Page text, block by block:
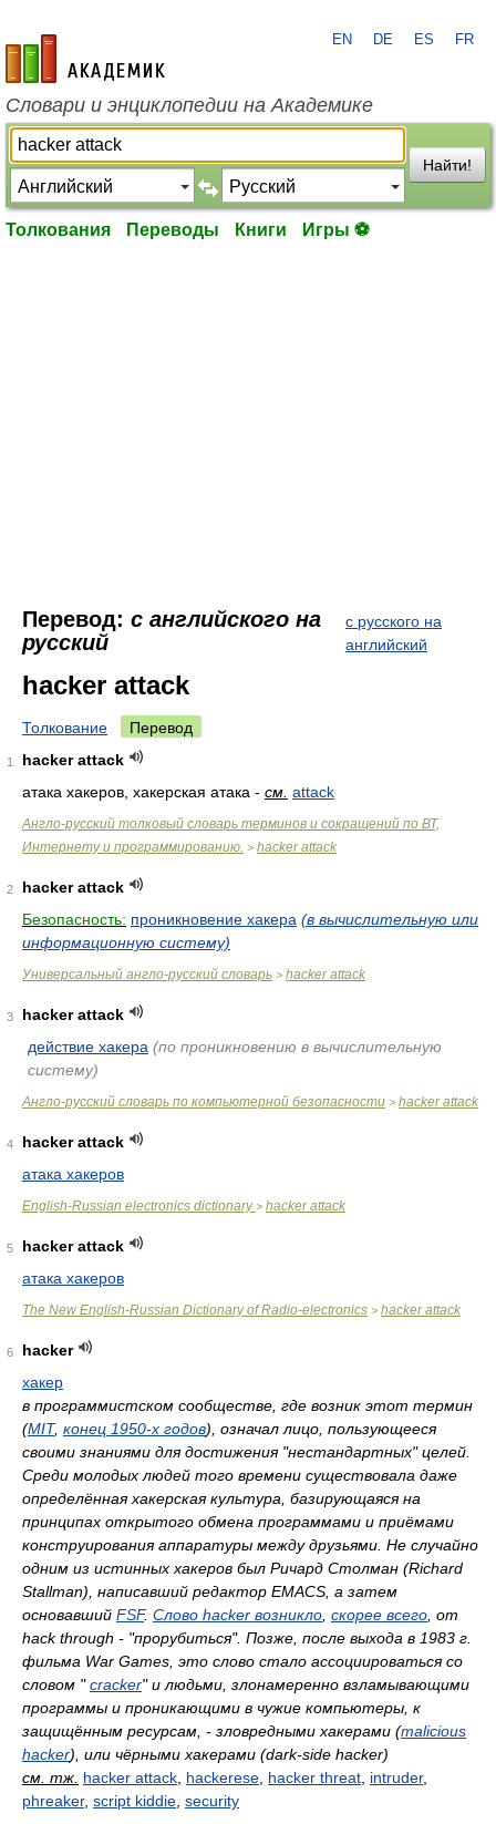
academic.ru
EN DE ES FR
Словари и энциклопедии на Академике
Найти!
Толкования Переводы Книги Игры ⚽
Перевод: с английского на
русский
с русского на
английский
hacker attack
Толкование Перевод
1
hacker attack
атака хакеров, хакерская атака - см. attack
Англо-русский толковый словарь терминов и сокращений по ВТ,
Интернету и программированию. > hacker attack
2
hacker attack
Безопасность: проникновение хакера (в вычислительную или
информационную систему)
Универсальный англо-русский словарь > hacker attack
3
hacker attack
действие хакера (по проникновению в вычислительную
систему)
Англо-русский словарь по компьютерной безопасности > hacker attack
4
hacker attack
атака хакеров
English-Russian electronics dictionary> hacker attack
5
hacker attack
атака хакеров
The New English-Russian Dictionary of Radio-electronics > hacker attack
6
hacker
хакер
в программистском сообществе, где возник этот термин
(MIT, конец 1950-х годов), означал лицо, пользующееся
своими знаниями для достижения "нестандартных" целей.
Среди молодых людей того времени существовала даже
определённая хакерская культура, базирующаяся на
принципах открытого обмена программами и приёмами
конструирования аппаратуры между друзьями. Не случайно
одним из истинных хакеров был Ричард Столман (Richard
Stallman), написавший редактор EMACS, а затем
основавший FSF. Слово hacker возникло скорее всего , от
hack through - "прорубиться". Позже, после выхода в 1983 г.
фильма War Games, это слово стало ассоциироваться со
словом "cracker" и людьми, злонамеренно взламывающими
программы и проникающими в чужие компьютеры, к
защищённым ресурсам, - зловредными хакерами (malicious
hacker), или чёрными хакерами (dark-side hacker)
см. тж. hacker attack hackerese hacker threat intruder,
phreaker, script kiddie security